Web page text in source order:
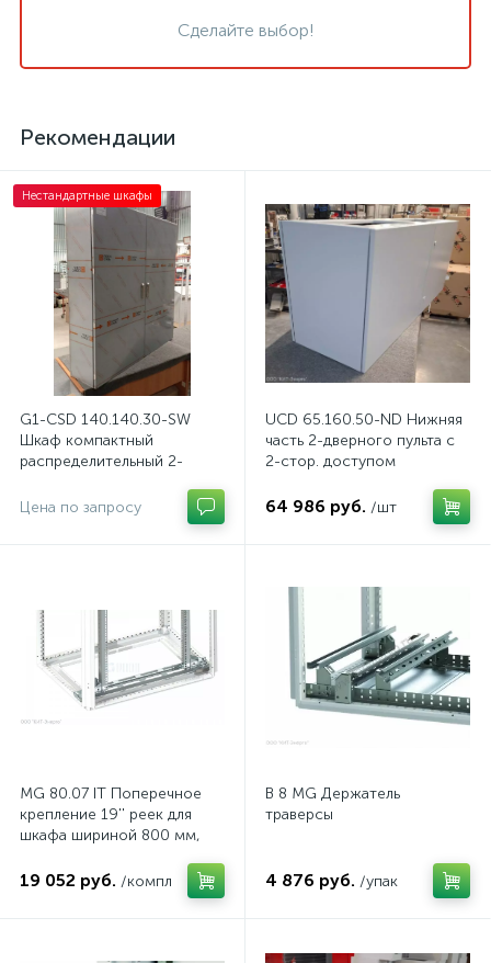
Сделайте выбор!
Рекомендации
Нестандартные шкафы
G1-CSD 140.140.30-SW
Шкаф компактный
распределительный 2-
стали, с перемычкой
Цена по запросу
UCD 65.160.50-ND Нижняя
часть 2-дверного пульта с
2-стор. доступом
64 986 руб. /шт
MG 80.07 IT Поперечное
крепление 19'' реек для
шкафа шириной 800 мм,
19 052 руб. /компл
B 8 MG Держатель
траверсы
4 876 руб. /упак